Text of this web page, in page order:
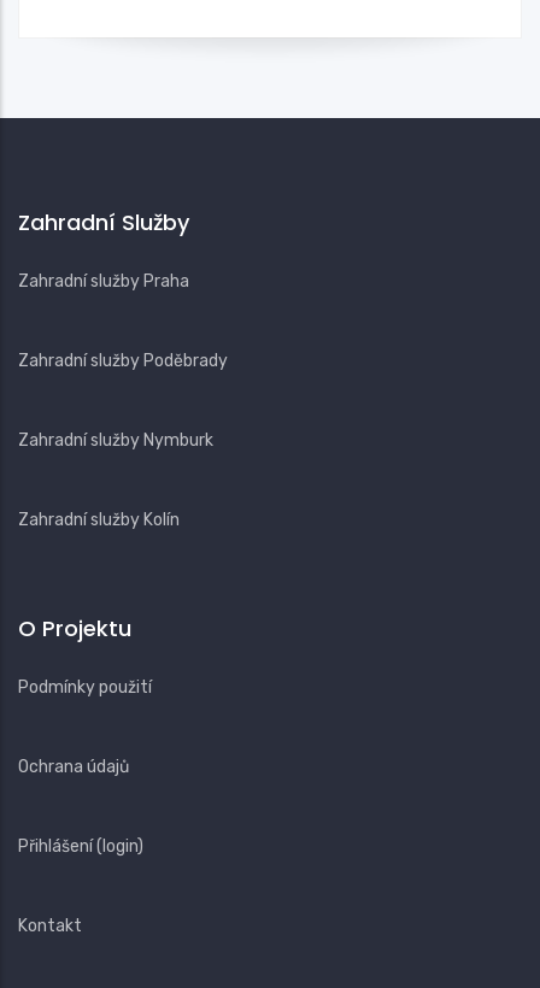
Zahradní Služby
Zahradní služby Praha
Zahradní služby Poděbrady
Zahradní služby Nymburk
Zahradní služby Kolín
O Projektu
Podmínky použití
Ochrana údajů
Přihlášení (login)
Kontakt